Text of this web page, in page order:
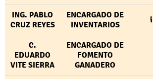
ING. PABLO
CRUZ REYES
ENCARGADO DE
INVENTARIOS
C.
EDUARDO
VITE SIERRA
ENCARGADO DE
FOMENTO
GANADERO